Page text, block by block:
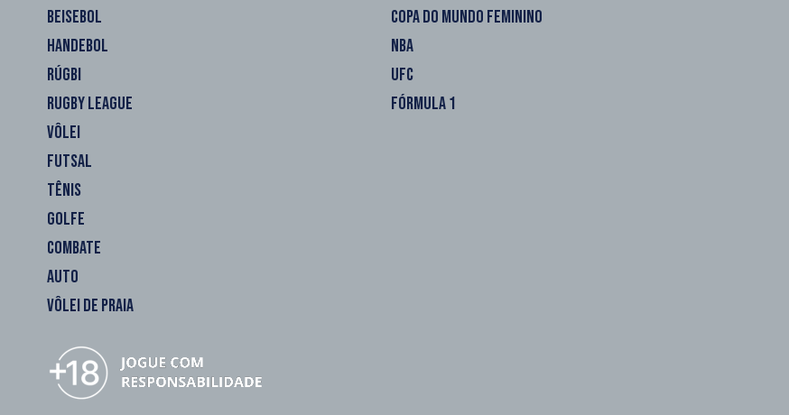
BEISEBOL
HANDEBOL
RÚGBI
RUGBY LEAGUE
VÔLEI
FUTSAL
TÊNIS
GOLFE
COMBATE
AUTO
VÔLEI DE PRAIA
COPA DO MUNDO FEMININO
NBA
UFC
FÓRMULA 1